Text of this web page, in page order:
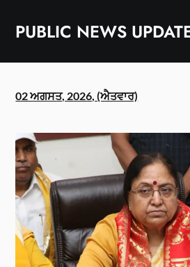
contentPUBLIC NEWS
02 ਅਗਸਤ, 2026, (ਐਤਵਾਰ)